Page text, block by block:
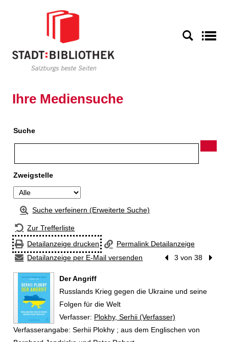
Ihre Mediensuche
Suche
Zweigstelle
Suche verfeinern (Erweiterte Suche)
Zur Trefferliste
Detailanzeige drucken
Permalink Detailanzeige
Detailanzeige per E-Mail versenden
Vorheriger Treffer
3 von 38
Der Angriff
Russlands Krieg gegen die Ukraine und seine
Folgen für die Welt
Verfasser: Suche nach diesem Verfasser
Plokhy, Serhii (Verfasser)
Verfasserangabe: Serhii Plokhy ; aus dem Englischen von